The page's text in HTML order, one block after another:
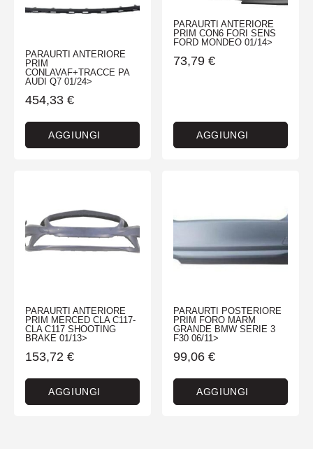
PARAURTI ANTERIORE
PRIM
CONLAVAF+TRACCE PA
AUDI Q7 01/24>
454,33 €
AGGIUNGI
PARAURTI ANTERIORE
PRIM CON6 FORI SENS
FORD MONDEO 01/14>
73,79 €
AGGIUNGI
PARAURTI ANTERIORE
PRIM MERCED CLA C117-
CLA C117 SHOOTING
BRAKE 01/13>
153,72 €
AGGIUNGI
PARAURTI POSTERIORE
PRIM FORO MARM
GRANDE BMW SERIE 3
F30 06/11>
99,06 €
AGGIUNGI